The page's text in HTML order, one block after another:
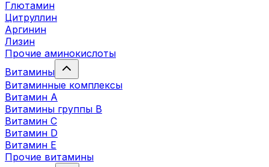
Глютамин
Цитруллин
Аргинин
Лизин
Прочие аминокислоты
Витамины
Витаминные комплексы
Витамин А
Витамины группы В
Витамин C
Витамин D
Витамин Е
Прочие витамины